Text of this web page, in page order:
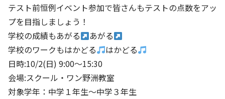
テスト前恒例イベント参加で皆さんもテストの点数をアッ
プを目指しましょう！
学校の成績もあがる
あがる
学校のワークもはかどる
はかどる
日時:10/2(日) 9:00～15:30
会場:スクール・ワン野洲教室
対象学年：中学１年生～中学３年生